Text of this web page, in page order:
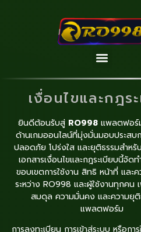
เงื่อนไขและกฎร
ยินดีต้อนรับสู่ RO998 แพลตฟอร์
ด้านเกมออนไลน์ที่มุ่งมั่นมอบประสบ
ปลอดภัย โปร่งใส และยุติธรรมสำห
เอกสารเงื่อนไขและกฎระเบียบนี้จัด
ขอบเขตการใช้งาน สิทธิ หน้าที่ และ
ระหว่าง RO998 และผู้ใช้งานทุกคน
สมดุล ความมั่นคง และความยุ
แพลตฟอร์ม
การลงทะเบียน การเข้าสู่ระบบ หรือกา